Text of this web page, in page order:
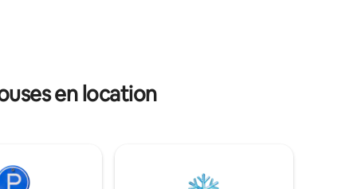
en location